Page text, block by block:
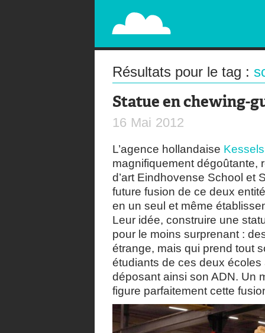
PAPERPLANE
STREET, AMBIENT, GUÉRILLA MARKETING
Résultats pour le tag :
Statue en chewing-
16 Mai 2012
L’agence hollandaise
magnifiquement dégoûtante,
d’art Eindhovense School et
future fusion de ce deux
en un seul et même
Leur idée, construire une
pour le moins surprenant :
étrange, mais qui prend tout
étudiants de ces deux
déposant ainsi son ADN. Un
figure parfaitement cette